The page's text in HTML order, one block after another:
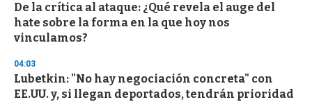
De la crítica al ataque: ¿Qué revela el auge del
hate sobre la forma en la que hoy nos
vinculamos?
04:03
Lubetkin: "No hay negociación concreta" con
EE.UU. y, si llegan deportados, tendrán prioridad